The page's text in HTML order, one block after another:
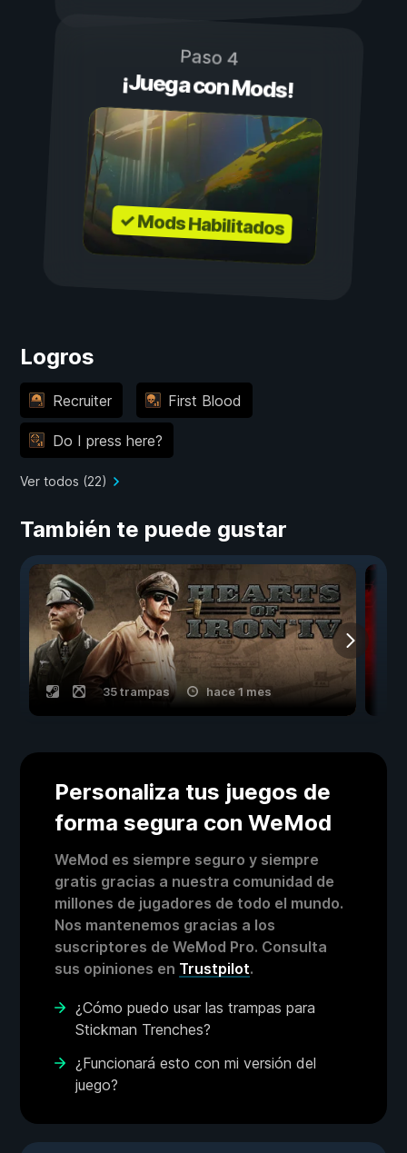
Paso 4
¡Juega con Mods!
✓ Mods Habilitados
Logros
Recruiter First Blood
Do I press here?
Ver todos (22)
También te puede gustar
35 trampas hace 1 mes
Personaliza tus juegos de
forma segura con WeMod
WeMod es siempre seguro y siempre
gratis gracias a nuestra comunidad de
millones de jugadores de todo el mundo.
Nos mantenemos gracias a los
suscriptores de WeMod Pro. Consulta
sus opiniones en Trustpilot.
¿Cómo puedo usar las trampas para
Stickman Trenches?
¿Funcionará esto con mi versión del
juego?